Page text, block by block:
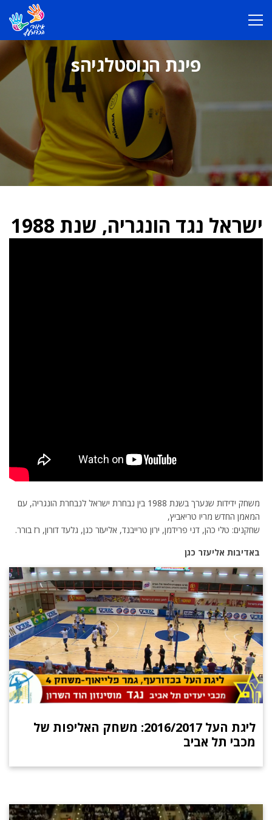
פינת הנוסטלגיהs
ישראל נגד הונגריה, שנת 1988
משחק ידידות שנערך בשנת 1988 בין נבחרת ישראל לנבחרת הונגריה, עם
המאמן החדש מריו טריאביץ,
שחקנים: טלי כהן, דני פרידמן, ירון טרייבנד, אליעזר כגן, גלעד דורון, רז בורר.
באדיבות אליעזר כגן
ליגת העל 2016/2017: משחק האליפות של
מכבי תל אביב